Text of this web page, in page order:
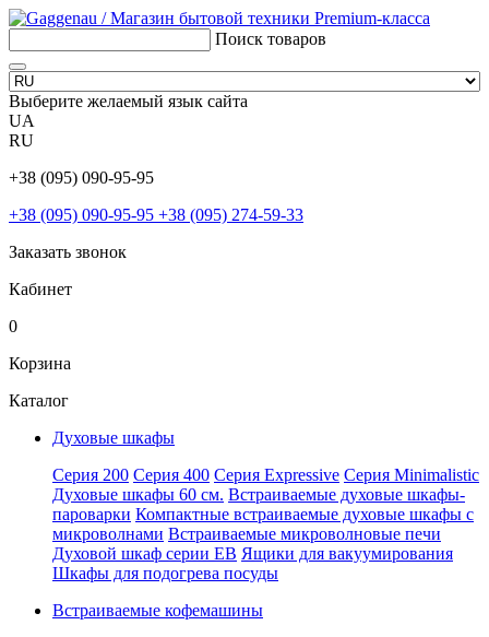
Поиск товаров
Выберите желаемый язык сайта
UA
RU
+38 (095) 090-95-95
+38 (095) 090-95-95 +38 (095) 274-59-33
Заказать звонок
Кабинет
0
Корзина
Каталог
Духовые шкафы
Серия 200 Серия 400 Серия Expressive Серия Minimalistic
Духовые шкафы 60 см. Встраиваемые духовые шкафы-
пароварки Компактные встраиваемые духовые шкафы с
микроволнами Встраиваемые микроволновые печи
Духовой шкаф серии EB Ящики для вакуумирования
Шкафы для подогрева посуды
Встраиваемые кофемашины